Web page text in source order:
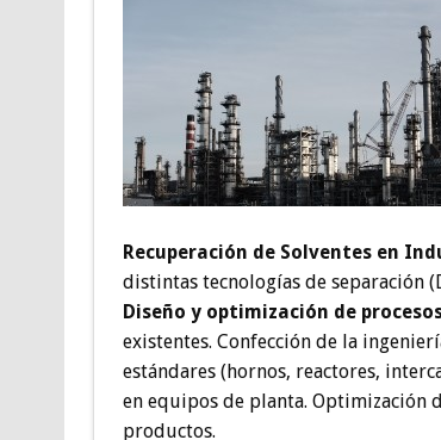
Recuperación de Solventes en
distintas tecnologías de separación
Diseño y optimización de
existentes. Confección de la
estándares (hornos, reactores,
en equipos de planta. Optimización
productos.